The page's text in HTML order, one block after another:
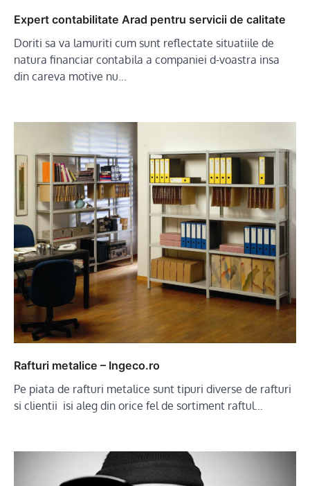
Expert contabilitate Arad pentru servicii de calitate
Doriti sa va lamuriti cum sunt reflectate situatiile de
natura financiar contabila a companiei d-voastra insa
din careva motive nu…
Rafturi metalice – Ingeco.ro
Pe piata de rafturi metalice sunt tipuri diverse de rafturi
si clientii isi aleg din orice fel de sortiment raftul…